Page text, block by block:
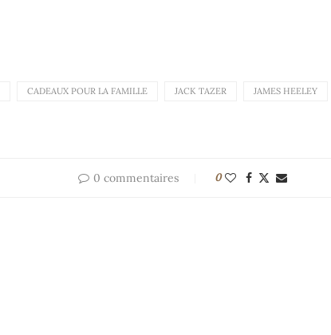
CADEAUX POUR LA FAMILLE JACK TAZER JAMES HEELEY
0 commentaires 0